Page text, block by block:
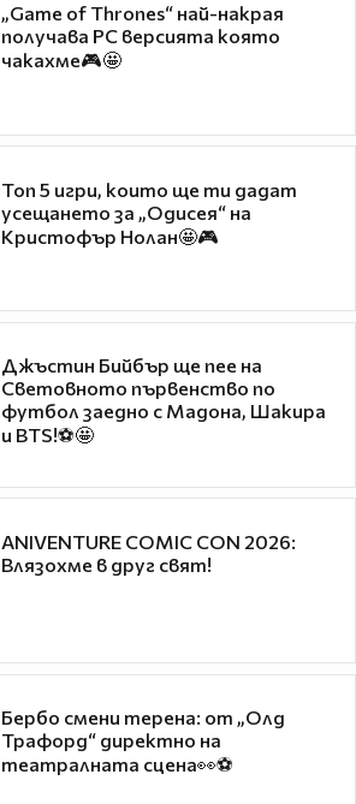
„Game of Thrones“ най-накрая
получава PC версията която
чакахме🎮🤩
Топ 5 игри, които ще ти дадат
усещането за „Одисея“ на
Кристофър Нолан🤩🎮
Джъстин Бийбър ще пее на
Световното първенство по
футбол заедно с Мадона, Шакира
и BTS!⚽🤩
ANIVENTURE COMIC CON 2026:
Влязохме в друг свят!
Бербо смени терена: от „Олд
Трафорд“ директно на
театралната сцена👀⚽